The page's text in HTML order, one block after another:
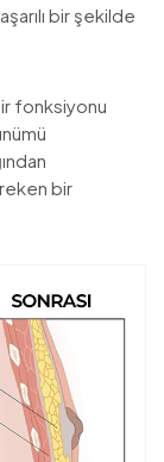
bir şekilde
fonksiyonu
bir